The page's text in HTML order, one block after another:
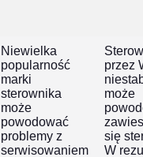
Niewielka
popularność
marki
sterownika
może
powodować
problemy z
serwisowaniem
przez
może
się
W